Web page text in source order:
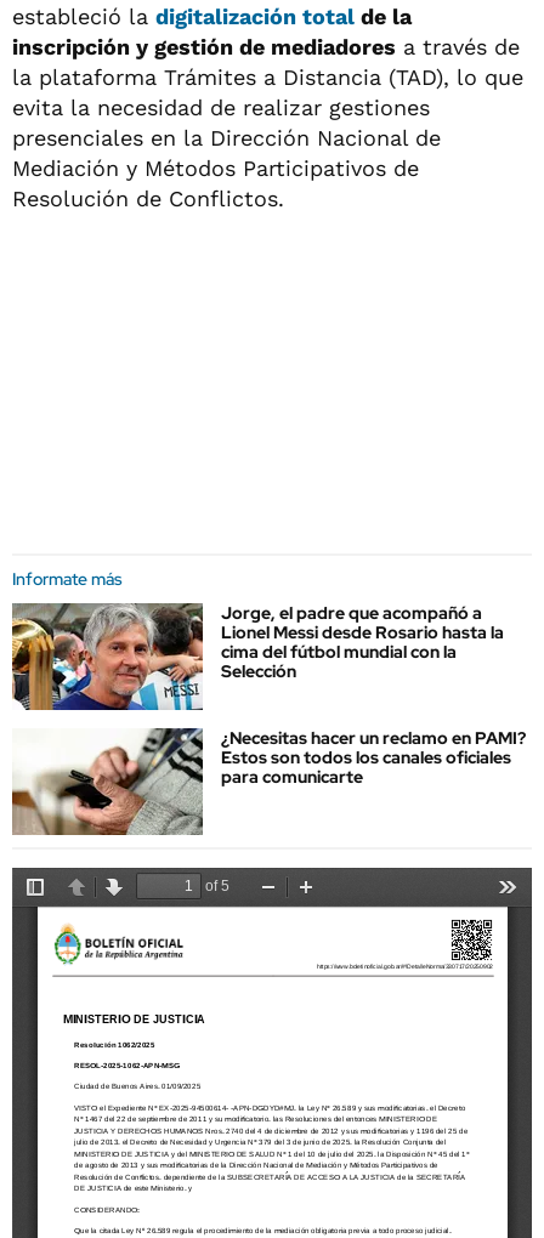
estableció la digitalización total de la
inscripción y gestión de mediadores a través de
la plataforma Trámites a Distancia (TAD), lo que
evita la necesidad de realizar gestiones
presenciales en la Dirección Nacional de
Mediación y Métodos Participativos de
Resolución de Conflictos.
Informate más
Jorge, el padre que acompañó a
Lionel Messi desde Rosario hasta la
cima del fútbol mundial con la
Selección
¿Necesitas hacer un reclamo en PAMI?
Estos son todos los canales oficiales
para comunicarte